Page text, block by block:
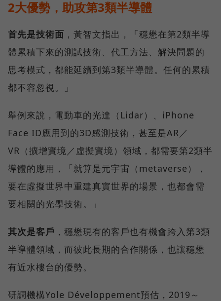
2大優勢，助攻第3類半導體
首先是技術面 ，黃智文指出，「穩懋在第2類半導
體累積下來的測試技術、代工方法、解決問題的
思考模式，都能延續到第3類半導體。任何的累積
都不容忽視。」
舉例來說，電動車的光達（Lidar）、iPhone
Face ID應用到的3D感測技術，甚至是AR／
VR（擴增實境／虛擬實境）領域，都需要第2類半
導體的應用，「就算是元宇宙（metaverse），
要在虛擬世界中重建真實世界的場景，也都會需
要相關的光學技術。」
其次是客戶 ，穩懋現有的客戶也有機會跨入第3類
半導體領域，而彼此長期的合作關係，也讓穩懋
有近水樓台的優勢。
研調機構Yole Développement預估，2019～